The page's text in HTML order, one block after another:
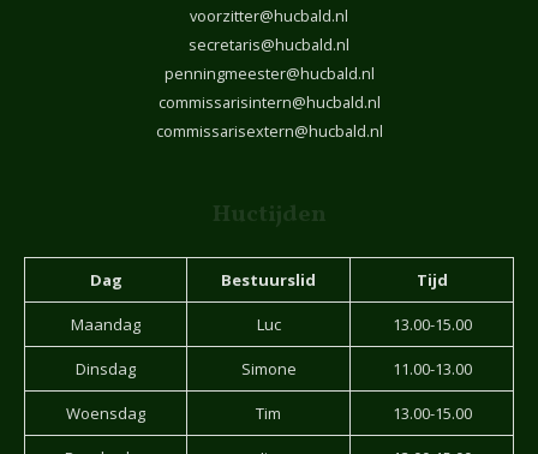
voorzitter@hucbald.nl
secretaris@hucbald.nl
penningmeester@hucbald.nl
commissarisintern@hucbald.nl
commissarisextern@hucbald.nl
Huctijden
Dag Bestuurslid Tijd
Maandag Luc 13.00-15.00
Dinsdag Simone 11.00-13.00
Woensdag Tim 13.00-15.00